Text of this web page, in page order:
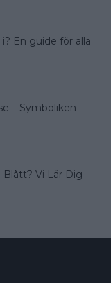
En guide för alla
– Symboliken
Blått? Vi Lär Dig